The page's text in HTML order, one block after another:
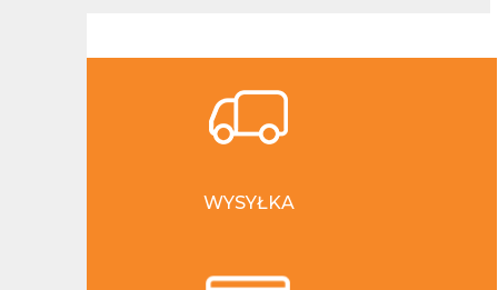
WYSYŁKA